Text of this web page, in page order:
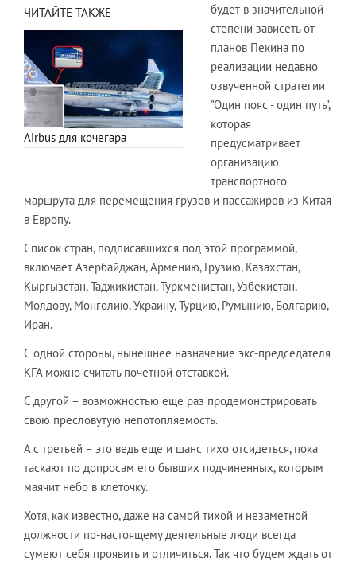
ЧИТАЙТЕ ТАКЖЕ
Airbus для кочегара
будет в значительной
степени зависеть от
планов Пекина по
реализации недавно
озвученной стратегии
"Один пояс - один путь",
которая
предусматривает
организацию
транспортного
маршрута для перемещения грузов и пассажиров из Китая
в Европу.
Список стран, подписавшихся под этой программой,
включает Азербайджан, Армению, Грузию, Казахстан,
Кыргызстан, Таджикистан, Туркменистан, Узбекистан,
Молдову, Монголию, Украину, Турцию, Румынию, Болгарию,
Иран.
С одной стороны, нынешнее назначение экс-председателя
КГА можно считать почетной отставкой.
С другой – возможностью еще раз продемонстрировать
свою пресловутую непотопляемость.
А с третьей – это ведь еще и шанс тихо отсидеться, пока
таскают по допросам его бывших подчиненных, которым
маячит небо в клеточку.
Хотя, как известно, даже на самой тихой и незаметной
должности по-настоящему деятельные люди всегда
сумеют себя проявить и отличиться. Так что будем ждать от